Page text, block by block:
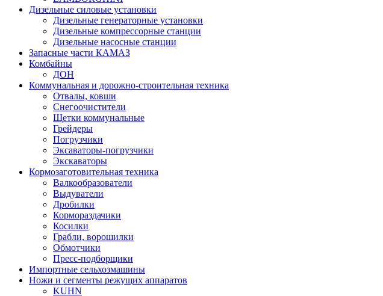
Дизельные силовые установки
Дизельные генераторные установки
Дизельные компрессорные станции
Дизельные насосные станции
Запасные части КАМАЗ
Комбайны
ДОН
Коммунальная и дорожно-строительная техника
Отвалы, ковши
Снегоочистители
Щетки коммунальные
Грейдеры
Погрузчики
Эксаваторы-погрузчики
Экскаваторы
Кормозаготовительная техника
Валкообразователи
Выдуватели
Дробилки
Кормораздачики
Косилки
Грабли, ворошилки
Обмотчики
Пресс-подборщики
Импортные сельхозмашины
Ножи и сегменты режущих аппаратов
KUHN